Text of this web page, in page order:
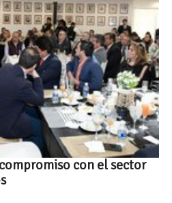
con el sector